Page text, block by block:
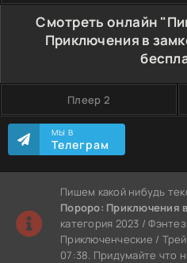
Смотреть онлайн
Приключения в
Плеер 2
МЫ В
Телеграм
Пишем какой нибудь
Пороро: Приключения
категория 2023 /
Приключенческие /
07:38. Придумайте что